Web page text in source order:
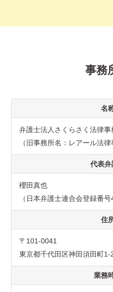
事務
名
弁護士法人さくらさく法律事
（旧事務所名：レアール法律
代表
櫻田真也
（日本弁護士連合会登録番
住
〒101-0041
東京都千代田区神田須田町
業務